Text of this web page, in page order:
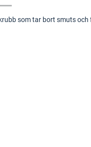
som tar bort smuts